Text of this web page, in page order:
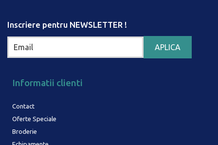
Inscriere pentru NEWSLETTER !
Informatii clienti
Contact
Oferte Speciale
Broderie